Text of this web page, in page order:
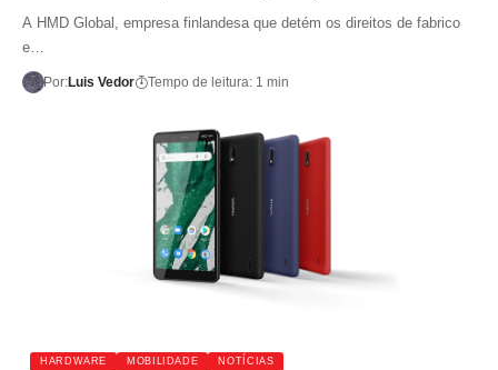
A HMD Global, empresa finlandesa que detém os direitos de fabrico
e…
Por:Luis Vedor Tempo de leitura: 1 min
HARDWARE MOBILIDADE NOTÍCIAS